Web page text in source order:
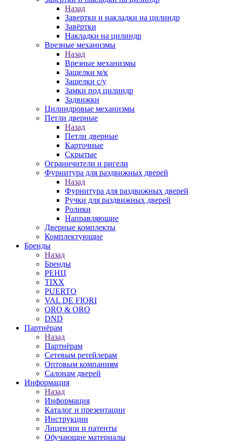
Назад
Завертки и накладки на цилиндр
Завёртки
Накладки на цилиндр
Врезные механизмы
Назад
Врезные механизмы
Защелки м/к
Защелки с/у
Замки под цилиндр
Задвижки
Цилиндровые механизмы
Петли дверные
Назад
Петли дверные
Карточные
Скрытые
Ограничители и ригели
Фурнитура для раздвижных дверей
Назад
Фурнитура для раздвижных дверей
Ручки для раздвижных дверей
Ролики
Направляющие
Дверные комплекты
Комплектующие
Бренды
Назад
Бренды
РЕНЦ
TIXX
PUERTO
VAL DE FIORI
ORO & ORO
DND
Партнёрам
Назад
Партнёрам
Сетевым ретейлерам
Оптовым компаниям
Салонам дверей
Информация
Назад
Информация
Каталог и презентации
Инструкции
Лицензии и патенты
Обучающие материалы